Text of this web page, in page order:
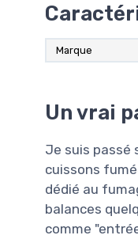
Marque
Un vrai
Je suis passé
cuissons
dédié au
balances
comme